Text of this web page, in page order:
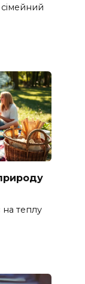
сімейний
теплу